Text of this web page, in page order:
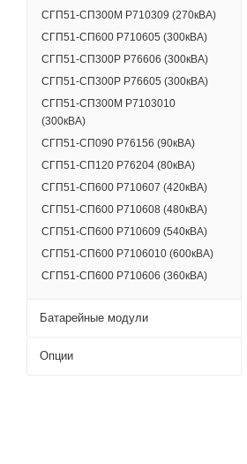
СГП51-СП300М Р710309 (270кВА)
СГП51-СП600 Р710605 (300кВА)
СГП51-СП300Р Р76606 (300кВА)
СГП51-СП300Р Р76605 (300кВА)
СГП51-СП300М Р7103010
(300кВА)
СГП51-СП090 Р76156 (90кВА)
СГП51-СП120 Р76204 (80кВА)
СГП51-СП600 Р710607 (420кВА)
СГП51-СП600 Р710608 (480кВА)
СГП51-СП600 Р710609 (540кВА)
СГП51-СП600 Р7106010 (600кВА)
СГП51-СП600 Р710606 (360кВА)
Батарейные модули
Опции